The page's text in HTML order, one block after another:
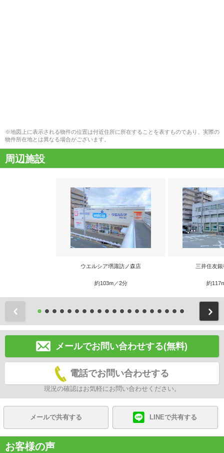
※地図上に表示される物件の位置は付近住所に所在することを表すものであり、実際の
物件所在地とは異なる場合がございます。
周辺施設
ウエルシア堺諏訪ノ森店
約103m／2分
三井住友
約
メールでお問い合わせする(無料)
電話でお問い合わせする
現況の確認はお気軽にお問い合わせください。
メールで共有する LINEで共有する
お客様の声